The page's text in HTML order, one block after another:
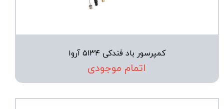
کمپرسور باد فندکی ۵۱۳۴ آروا
اتمام موجودی